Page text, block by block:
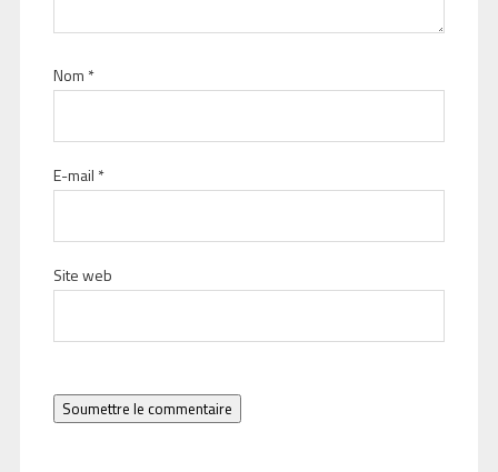
Nom *
E-mail *
Site web
Soumettre le commentaire